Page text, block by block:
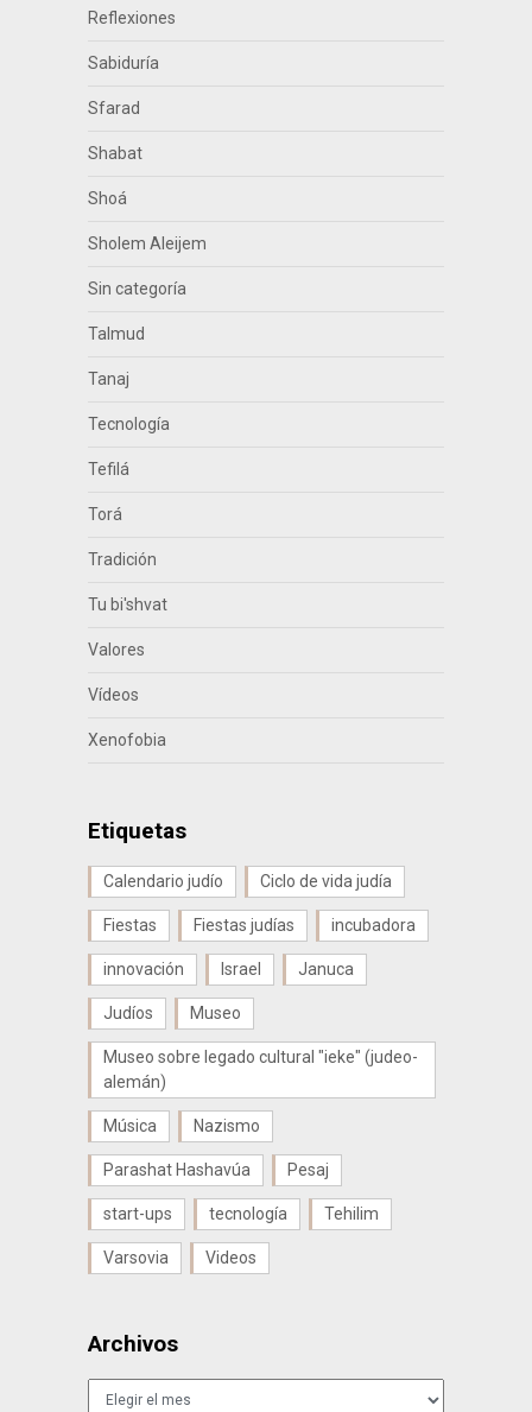
Reflexiones
Sabiduría
Sfarad
Shabat
Shoá
Sholem Aleijem
Sin categoría
Talmud
Tanaj
Tecnología
Tefilá
Torá
Tradición
Tu bi'shvat
Valores
Vídeos
Xenofobia
Etiquetas
Calendario judío Ciclo de vida judía
Fiestas Fiestas judías incubadora
innovación Israel Januca
Judíos Museo
Museo sobre legado cultural "ieke" (judeo-
alemán)
Música Nazismo
Parashat Hashavúa Pesaj
start-ups tecnología Tehilim
Varsovia Videos
Archivos
Archivos